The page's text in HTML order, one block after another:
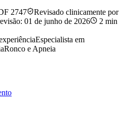
2747
Revisado clinicamente por
01 de junho de 2026 2 min
Especialista em
Ronco e Apneia